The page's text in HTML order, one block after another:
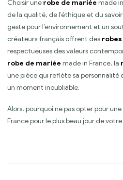
Choisir une robe de mariée made
de la qualité, de l’éthique et du
geste pour l’environnement et un
créateurs français offrent des robes
respectueuses des valeurs
robe de mariée made in France, la
une pièce qui reflète sa personnalité
un moment inoubliable.
Alors, pourquoi ne pas opter pour une
France pour le plus beau jour de votre